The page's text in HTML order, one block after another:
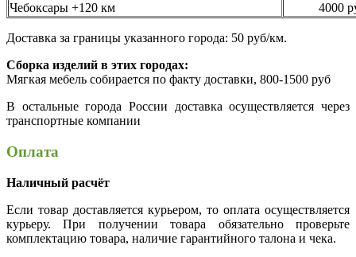
Чебоксары +120 км
4000
Доставка за границы указанного города: 50 руб/км.
Сборка изделий в этих городах:
Мягкая мебель собирается по факту доставки, 800-1500 руб
В остальные города России доставка осуществляется через
транспортные компании
Оплата
Наличный расчёт
Если товар доставляется курьером, то оплата осуществляется
курьеру. При получении товара обязательно проверьте
комплектацию товара, наличие гарантийного талона и чека.